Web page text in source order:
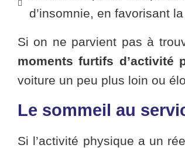
d’insomnie, en favorisant
Si on ne parvient pas à
moments furtifs d’activité
voiture un peu plus loin ou
Le sommeil au
Si l’activité physique a un